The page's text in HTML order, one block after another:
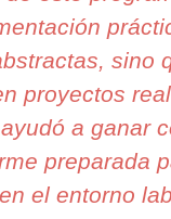
sino
proyectos
a ganar
preparada
el entorno